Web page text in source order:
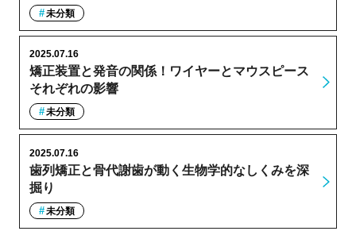
未分類
矯正装置と発音の関係！ワイヤーとマウスピース
それぞれの影響
2025.07.16
未分類
歯列矯正と骨代謝歯が動く生物学的なしくみを深
掘り
2025.07.16
未分類